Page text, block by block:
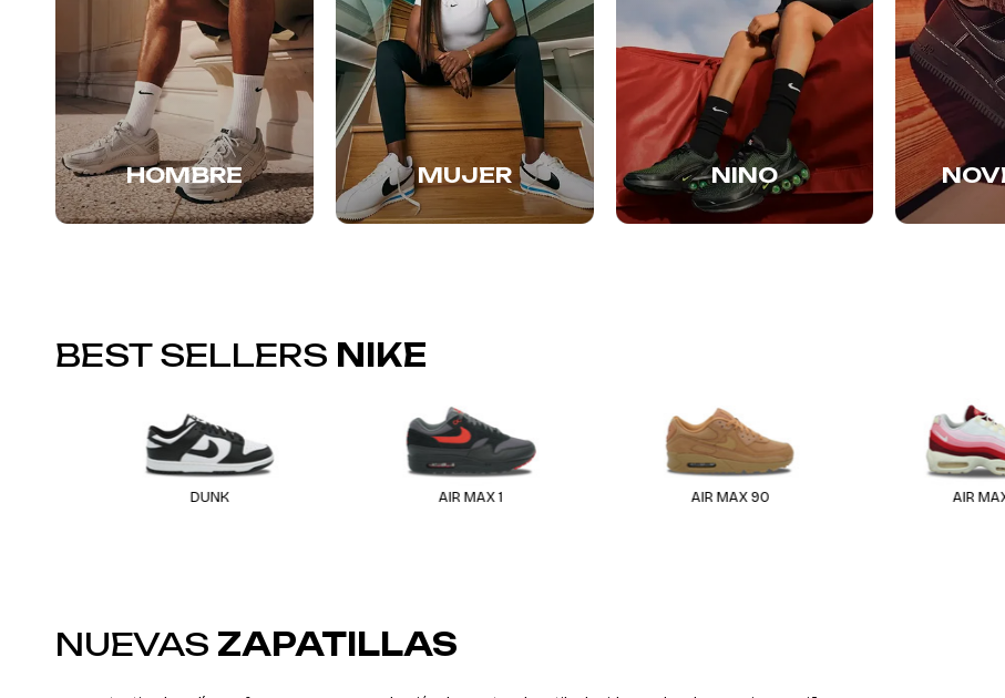
HOMBRE MUJER NINO
BEST SELLERS NIKE
DUNK AIR MAX 1 AIR MAX 90 AIR MAX 95
NUEVAS ZAPATILLAS